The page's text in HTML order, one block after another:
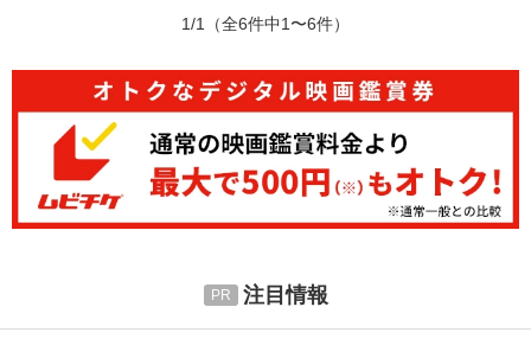
1/1 （全6件中1〜6件）
注目情報